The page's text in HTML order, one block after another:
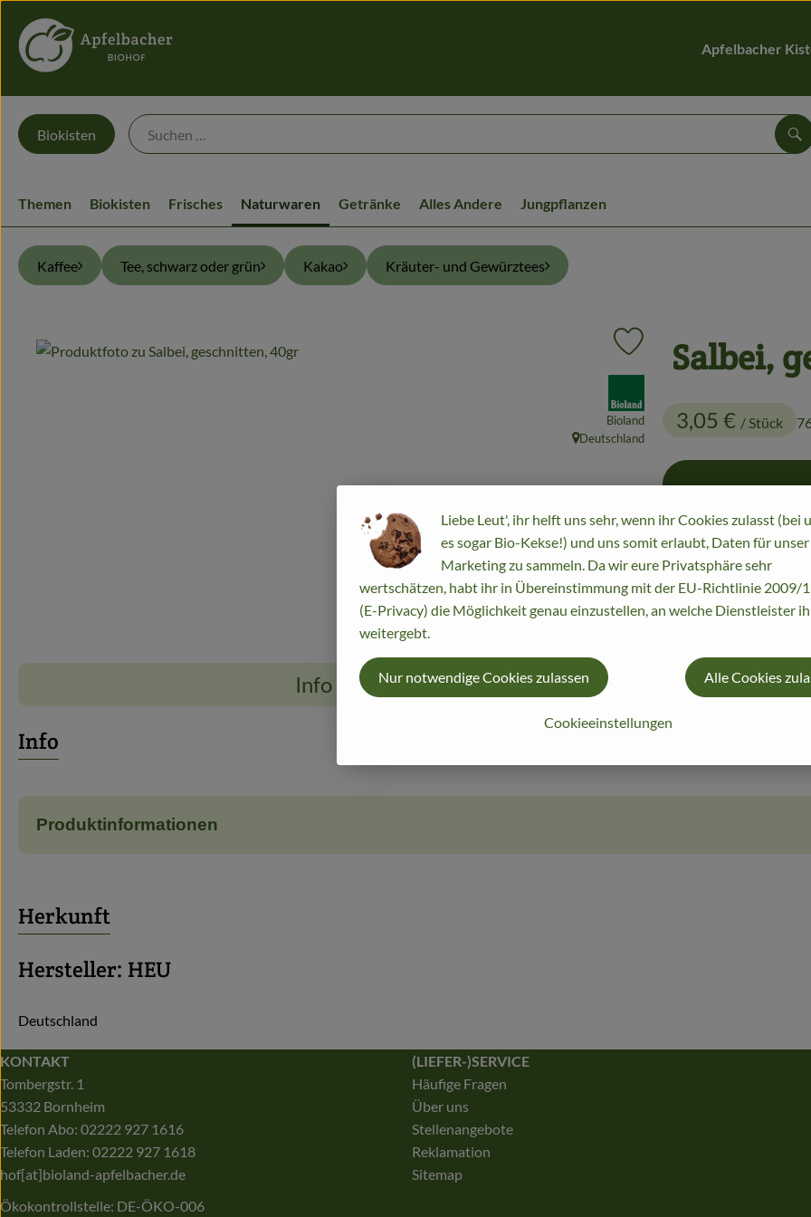
Apfelbacher
Biokisten
Themen Biokisten Frisches Naturwaren Getränke Alles Andere Jungpflanzen
Kaffee Tee, schwarz oder grün Kakao Kräuter- und Gewürztees
Salbei,
3,05 € / Stück
Produkt zu Favouriten hinzufügen
Bioland
, Herkunft:
Deutschland
Stück
#14877 3,05 € / Stück
Info
Info
Produktinformationen
Herkunft
Hersteller: HEU
Deutschland
KONTAKT
Tombergstr. 1
53332 Bornheim
Telefon Abo: 02222 927 1616
Telefon Laden: 02222 927 1618
hof[at]bioland-apfelbacher.de
Ökokontrollstelle: DE-ÖKO-006
(LIEFER-)SERVICE
Häufige Fragen
Über uns
Stellenangebote
Reklamation
Sitemap
Liebe Leut', ihr helft uns sehr, wenn ihr Cookies zulasst (bei
es sogar Bio-Kekse!) und uns somit erlaubt, Daten für unser
Marketing zu sammeln. Da wir eure Privatsphäre sehr
wertschätzen, habt ihr in Übereinstimmung mit der EU-Richtlinie 2009/
(E-Privacy) die Möglichkeit genau einzustellen, an welche Dienstleister
weitergebt.
Cookieeinstellungen
Nur notwendige Cookies zulassen Alle Cookies